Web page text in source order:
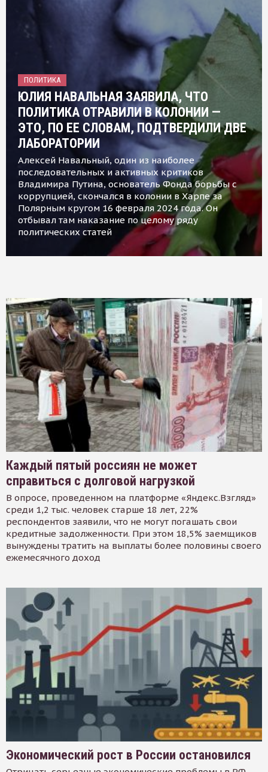
ПОЛИТИКА
ЮЛИЯ НАВАЛЬНАЯ ЗАЯВИЛА, ЧТО
ПОЛИТИКА ОТРАВИЛИ В КОЛОНИИ —
ЭТО, ПО ЕЕ СЛОВАМ, ПОДТВЕРДИЛИ ДВЕ
ЛАБОРАТОРИИ
Алексей Навальный, один из наиболее
последовательных и активных критиков
Владимира Путина, основатель Фонда борьбы с
коррупцией, скончался в колонии в Харпе за
Полярным кругом 16 февраля 2024 года. Он
отбывал там наказание по целому ряду
политических статей
Каждый пятый россиян не может
справиться с долговой нагрузкой
В опросе, проведенном на платформе «Яндекс.Взгляд»
среди 1,2 тыс. человек старше 18 лет, 22%
респондентов заявили, что не могут погашать свои
кредитные задолженности. При этом 18,5% заемщиков
вынуждены тратить на выплаты более половины своего
ежемесячного доход
Экономический рост в России остановился